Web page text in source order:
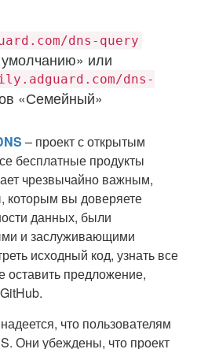
dns-query
или
dns-
«Семейный»
– проект с открытым
бесплатные продукты
чрезвычайно важным,
которым вы доверяете
данных, были
и заслуживающими
исходный код, узнать все
оставить предложение,
что пользователям
Они убеждены, что проект